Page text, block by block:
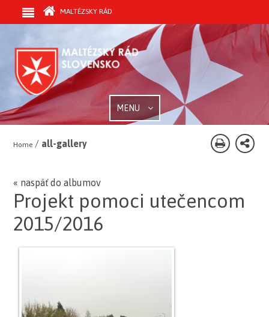
MALTÉZSKY RÁD
MENU
Home / all-gallery
« naspäť do albumov
Projekt pomoci utečencom
2015/2016